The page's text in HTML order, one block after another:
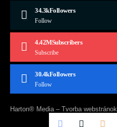
34.3kFollowers
Follow
4.42MSubscribers
Subscribe
30.4kFollowers
Follow
Harton® Media – Tvorba webstránok